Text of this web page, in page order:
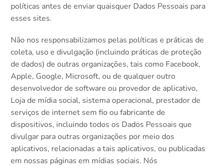
políticas antes de enviar quaisquer Dados Pessoais para
esses sites.
Não nos responsabilizamos pelas políticas e práticas de
coleta, uso e divulgação (incluindo práticas de proteção
de dados) de outras organizações, tais como Facebook,
Apple, Google, Microsoft, ou de qualquer outro
desenvolvedor de software ou provedor de aplicativo,
Loja de mídia social, sistema operacional, prestador de
serviços de internet sem fio ou fabricante de
dispositivos, incluindo todos os Dados Pessoais que
divulgar para outras organizações por meio dos
aplicativos, relacionadas a tais aplicativos, ou publicadas
em nossas páginas em mídias sociais. Nós